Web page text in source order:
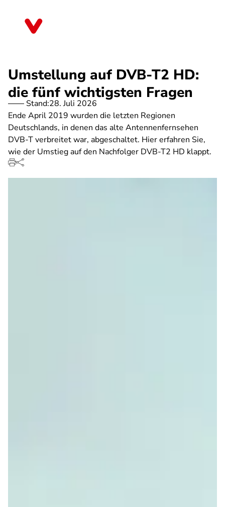
Umstellung auf DVB-T2 HD:
die fünf wichtigsten Fragen
Stand:28. Juli 2026
Ende April 2019 wurden die letzten Regionen
Deutschlands, in denen das alte Antennenfernsehen
DVB-T verbreitet war, abgeschaltet. Hier erfahren Sie,
wie der Umstieg auf den Nachfolger DVB-T2 HD klappt.